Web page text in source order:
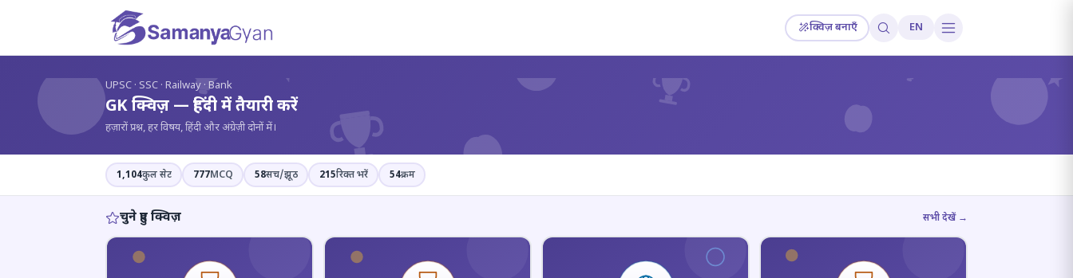
क्विज़ बनाएँ EN
? ? ?
UPSC · SSC · Railway · Bank
GK क्विज़ — हिंदी में तैयारी करें
हज़ारों प्रश्न, हर विषय, हिंदी और अंग्रेज़ी दोनों में।
1,104कुल सेट 777MCQ 58सच/झूठ 215रिक्त भरें 54क्रम
चुने हुए क्विज़ सभी देखें →